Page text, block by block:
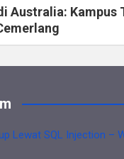
Australia: Kampus
Lewat SQL Injection –